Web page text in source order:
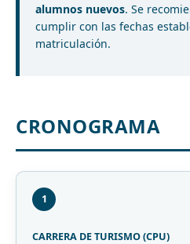
alumnos nuevos. Se
cumplir con las fechas
matriculación.
CRONOGRAMA
1
CARRERA DE TURISMO (CPU)